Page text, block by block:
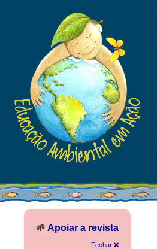
🌱 Apoiar a revista
Fechar ❌